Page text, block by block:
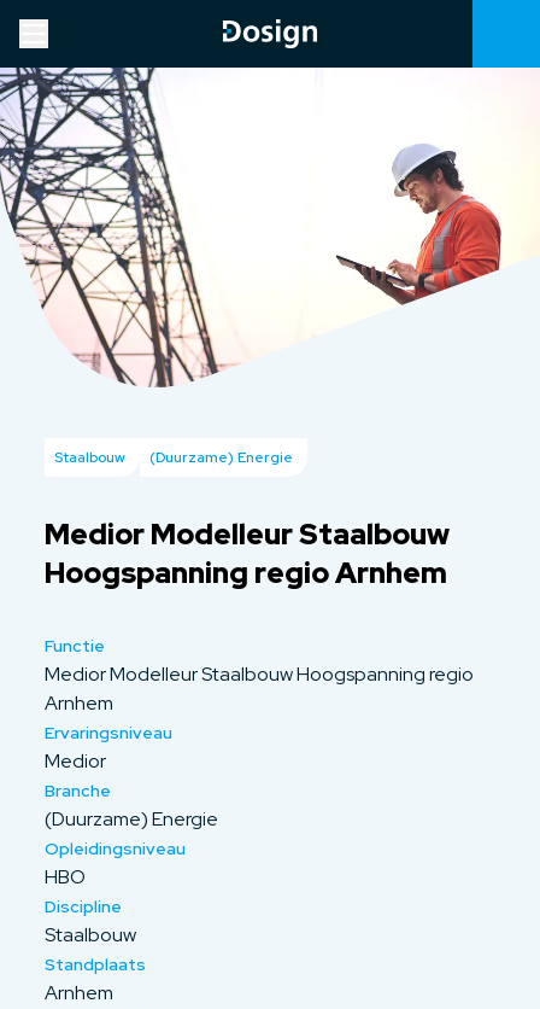
Staalbouw (Duurzame) Energie
Medior Modelleur Staalbouw
Hoogspanning regio Arnhem
Functie
Medior Modelleur Staalbouw Hoogspanning regio
Arnhem
Ervaringsniveau
Medior
Branche
(Duurzame) Energie
Opleidingsniveau
HBO
Discipline
Staalbouw
Standplaats
Arnhem